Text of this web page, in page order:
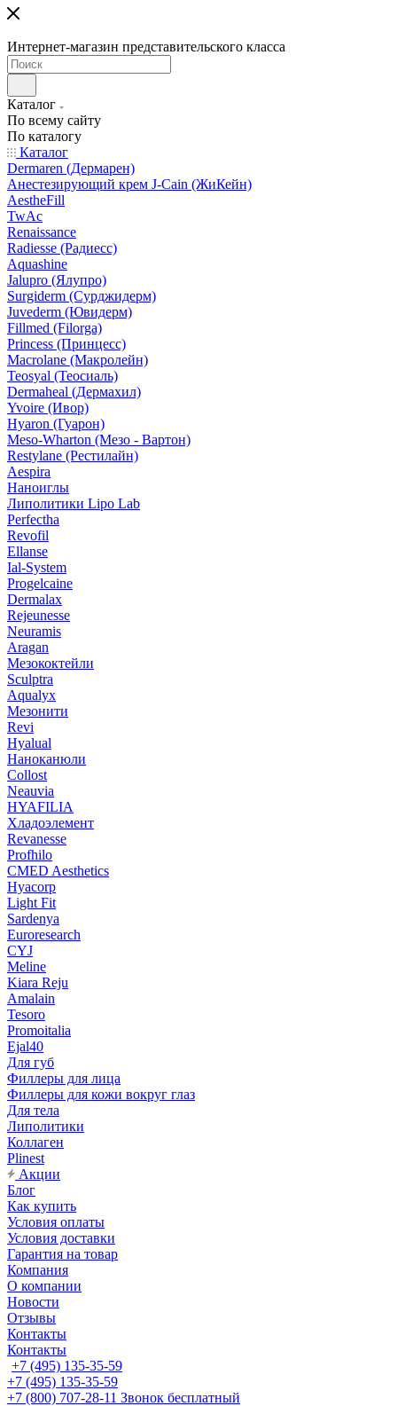
Интернет-магазин представительского класса
Каталог
По всему сайту
По каталогу
Каталог
Dermaren (Дермарен)
Анестезирующий крем J-Cain (ЖиКейн)
AestheFill
TwAc
Renaissance
Radiesse (Радиесс)
Aquashine
Jalupro (Ялупро)
Surgiderm (Сурджидерм)
Juvederm (Ювидерм)
Fillmed (Filorga)
Princess (Принцесс)
Macrolane (Макролейн)
Teosyal (Теосиаль)
Dermaheal (Дермахил)
Yvoire (Ивор)
Hyaron (Гуарон)
Meso-Wharton (Мезо - Вартон)
Restylane (Рестилайн)
Aespira
Наноиглы
Липолитики Lipo Lab
Perfectha
Revofil
Ellanse
Ial-System
Progelcaine
Dermalax
Rejeunesse
Neuramis
Aragan
Мезококтейли
Sculptra
Aqualyx
Мезонити
Revi
Hyalual
Наноканюли
Collost
Neauvia
HYAFILIA
Хладоэлемент
Revanesse
Profhilo
CMED Aesthetics
Hyacorp
Light Fit
Sardenya
Euroresearch
CYJ
Meline
Kiara Reju
Amalain
Tesoro
Promoitalia
Ejal40
Для губ
Филлеры для лица
Филлеры для кожи вокруг глаз
Для тела
Липолитики
Коллаген
Plinest
Акции
Блог
Как купить
Условия оплаты
Условия доставки
Гарантия на товар
Компания
О компании
Новости
Отзывы
Контакты
Контакты
+7 (495) 135-35-59
+7 (495) 135-35-59
+7 (800) 707-28-11 Звонок бесплатный